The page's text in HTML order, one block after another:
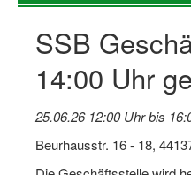
Wege zur Kooperation
Villa Froschloch
Log-in "Vereine"
Qualifizierung
SSB Qualifizierungen
SSB
14:00 Uhr
25.06.26 12:00 Uhr bis
Beurhausstr. 16 - 18,